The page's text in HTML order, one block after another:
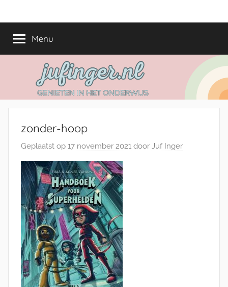
naarjufinger.nl
het
onderwijs
Menu
zonder-hoop
Geplaatst op 17 november 2021 door Juf Inger